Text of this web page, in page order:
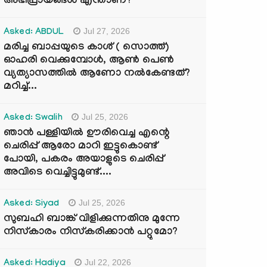
Asked: ABDUL Jul 27, 2026
മരിച്ച ബാപ്പയുടെ കാശ് ( സൊത്ത്)
ഓഹരി വെക്കുമ്പോൾ, ആണ്‍ പെണ്‍
വ്യത്യാസത്തില്‍ ആണോ നല്‍കേണ്ടത്?
മറിച്ച്...
Asked: Swalih Jul 25, 2026
ഞാൻ പള്ളിയിൽ ഊരിവെച്ച എന്റെ
ചെരിപ്പ് ആരോ മാറി ഇട്ടുകൊണ്ട്
പോയി, പകരം അയാളുടെ ചെരിപ്പ്
അവിടെ വെച്ചിട്ടുമുണ്ട്....
Asked: Siyad Jul 25, 2026
സുബഹി ബാങ്ക് വിളിക്കുന്നതിനു മുന്നേ
നിസ്കാരം നിസ്കരിക്കാൻ പറ്റുമോ?
Asked: Hadiya Jul 22, 2026